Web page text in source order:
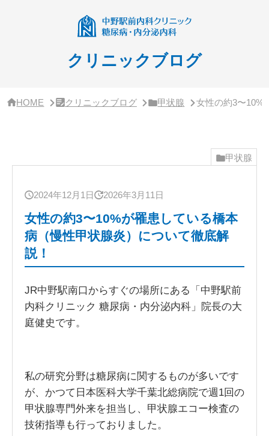
クリニックブログ
HOME クリニックブログ 甲状腺 女性の約3〜10%
甲状腺
2024年12月1日 2026年3月11日
女性の約3〜10%が罹患している橋本
病（慢性甲状腺炎）について徹底解
説！
JR中野駅南口からすぐの場所にある「中野駅前
内科クリニック 糖尿病・内分泌内科」院長の大
庭健史です。
私の研究分野は糖尿病に関するものが多いです
が、かつて日本医科大学千葉北総病院で週1回の
甲状腺専門外来を担当し、甲状腺エコー検査の
技術指導も行っておりました。